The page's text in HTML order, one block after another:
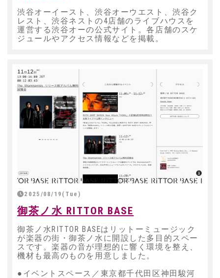
渋谷オーイースト、渋谷オーウエスト、渋谷ク
レスト、渋谷ネストの4店舗のライブハウスを
運営する渋谷オーの公式サイト。各店舗のスケ
ジュールやアクセス情報などを掲載。
2025/08/19(Tue)
御茶ノ水 RITTOR BASE
御茶ノ水RITTOR BASEはリットーミュージック
が楽器の街・御茶ノ水に開設した多目的スペー
スです。楽器の音が理想的に響く環境を整え、
機材も最高のものを用意しました。
●イベントスペース／東京都千代田区神田駿河